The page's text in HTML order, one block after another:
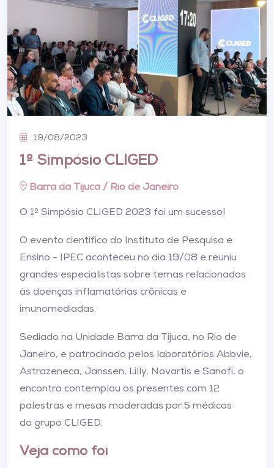
19/08/2023
1º Simpósio CLIGED
Barra da Tijuca / Rio de Janeiro
O 1º Simpósio CLIGED 2023 foi um sucesso!
O evento científico do Instituto de Pesquisa e
Ensino - IPEC aconteceu no dia 19/08 e reuniu
grandes especialistas sobre temas relacionados
às doenças inflamatórias crônicas e
imunomediadas.
Sediado na Unidade Barra da Tijuca, no Rio de
Janeiro, e patrocinado pelos laboratórios Abbvie,
Astrazeneca, Janssen, Lilly, Novartis e Sanofi, o
encontro contemplou os presentes com 12
palestras e mesas moderadas por 5 médicos
do grupo CLIGED.
Veja como foi